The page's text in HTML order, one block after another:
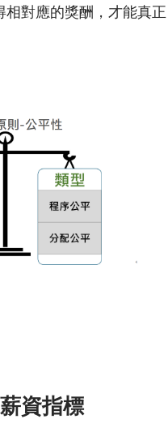
對應的獎酬，才能真正
資指標